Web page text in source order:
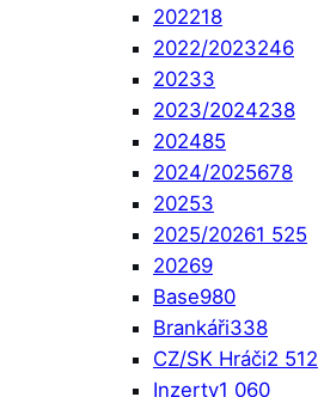
202218
2022/2023246
20233
2023/2024238
202485
2024/2025678
20253
2025/20261 525
20269
Base980
Brankáři338
CZ/SK Hráči2 512
Inzerty1 060